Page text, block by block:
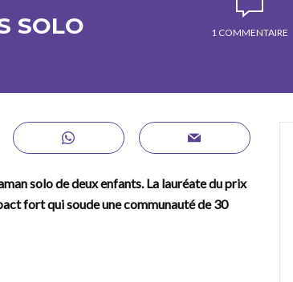
SOLO
1 COMMENTAIRE
solo de deux enfants. La lauréate du prix
fort qui soude une communauté de 30